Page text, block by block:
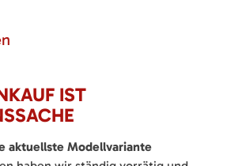
IST
aktuellste Modellvariante